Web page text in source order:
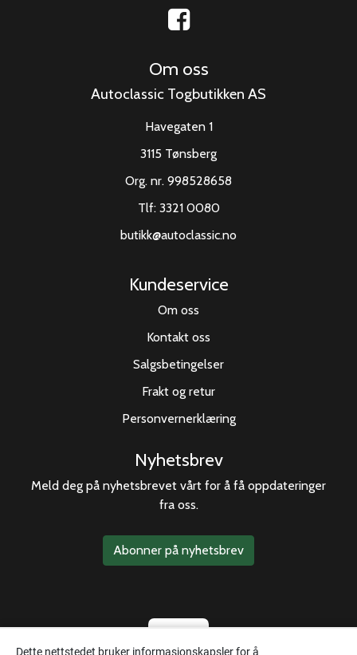
Dette nettstedet bruker informasjonskapsler for å
Om oss
Autoclassic Togbutikken AS
Havegaten 1
3115 Tønsberg
Org. nr. 998528658
Tlf: 3321 0080
butikk@autoclassic.no
Kundeservice
Om oss
Kontakt oss
Salgsbetingelser
Frakt og retur
Personvernerklæring
Nyhetsbrev
Meld deg på nyhetsbrevet vårt for å få oppdateringer
fra oss.
Abonner på nyhetsbrev